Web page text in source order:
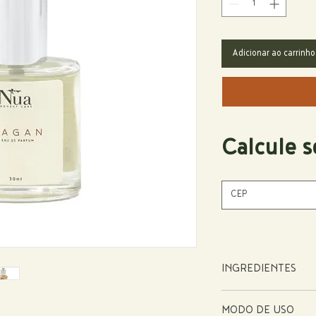
Adicionar ao carrinho
Calcule
INGREDIENTES
(Olíbano) Oil, Citrus
MODO DE USO